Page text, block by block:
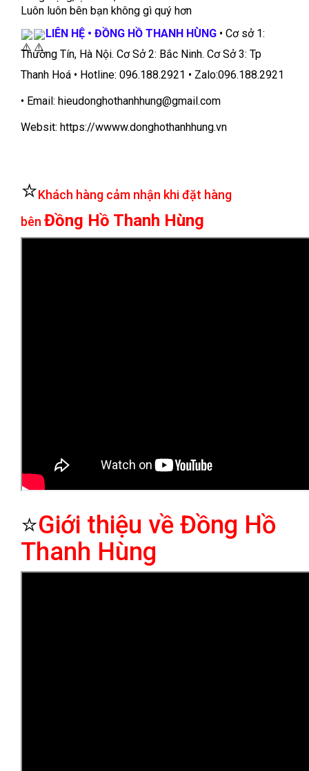
Luôn luôn bên bạn không gì quý hơn
LIÊN HỆ • ĐỒNG HỒ THANH HÙNG • Cơ sở 1:
Thường Tín, Hà Nội. Cơ Sở 2: Bắc Ninh. Cơ Sở 3: Tp
Thanh Hoá • Hotline: 096.188.2921 • Zalo:096.188.2921
• Email: hieudonghothanhhung@gmail.com
Websit: https://wwww.donghothanhhung.vn
⭐Khách hàng cảm nhận khi đặt hàng
bên Đồng Hồ Thanh Hùng
⭐Giới thiệu về Đồng Hồ
Thanh Hùng